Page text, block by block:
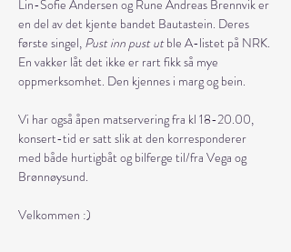
Lin-Sofie Andersen og Rune Andreas Brennvik er
en del av det kjente bandet Bautastein. Deres
første singel, Pust inn pust ut ble A-listet på NRK.
En vakker låt det ikke er rart fikk så mye
oppmerksomhet. Den kjennes i marg og bein.
Vi har også åpen matservering fra kl 18-20.00,
konsert-tid er satt slik at den korresponderer
med både hurtigbåt og bilferge til/fra Vega og
Brønnøysund.
Velkommen :)